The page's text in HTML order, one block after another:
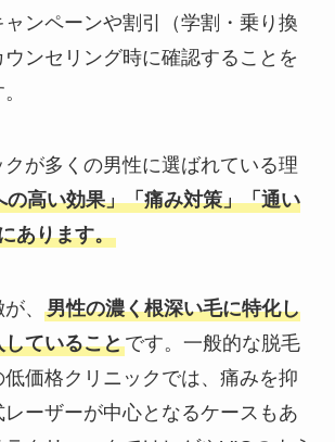
ャンペーンや割引（学割・乗り換
ウンセリング時に確認することを
が多くの男性に選ばれている理
の高い効果」「痛み対策」「通い
あります。
、 男性の濃く根深い毛に特化し
ていることです。一般的な脱毛
価格クリニックでは、痛みを抑
レーザーが中心となるケースもあ